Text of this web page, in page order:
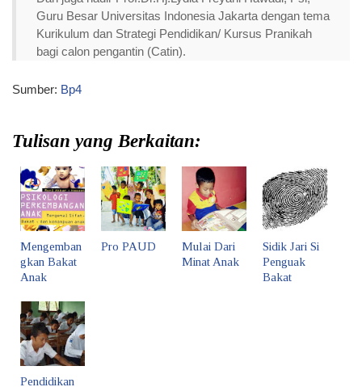
Guru Besar Universitas Indonesia Jakarta dengan tema
Kurikulum dan Strategi Pendidikan/ Kursus Pranikah
bagi calon pengantin (Catin).
Sumber: Bp4
Tulisan yang Berkaitan:
Mengemban
gkan Bakat
Anak
Pro PAUD
Mulai Dari
Minat Anak
Sidik Jari Si
Penguak
Bakat
Pendidikan